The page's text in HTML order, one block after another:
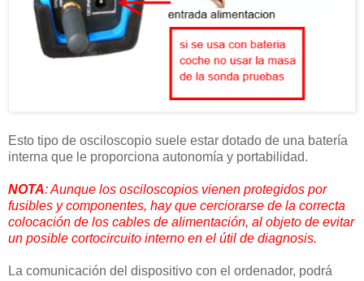
Esto tipo de osciloscopio suele estar dotado de una batería
interna que le proporciona autonomía y portabilidad.
NOTA: Aunque los osciloscopios vienen protegidos por
fusibles y componentes, hay que cerciorarse de la correcta
colocación de los cables de alimentación, al objeto de evitar
un posible cortocircuito interno en el útil de diagnosis.
La comunicación del dispositivo con el ordenador, podrá